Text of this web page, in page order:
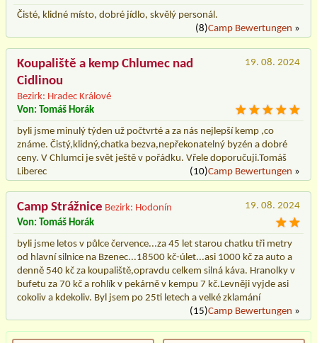
Čisté, klidné místo, dobré jídlo, skvělý personál.
(8)Camp Bewertungen »
Koupaliště a kemp Chlumec nad
Cidlinou
Bezirk: Hradec Králové
19. 08. 2024
Von: Tomáš Horák
byli jsme minulý týden už počtvrté a za nás nejlepší kemp ,co
známe. Čistý,klidný,chatka bezva,nepřekonatelný byzén a dobré
ceny. V Chlumci je svět ještě v pořádku. Vřele doporučuji.Tomáš
Liberec
(10)Camp Bewertungen »
Camp Strážnice Bezirk: Hodonín
19. 08. 2024
Von: Tomáš Horák
byli jsme letos v půlce července...za 45 let starou chatku tři metry
od hlavní silnice na Bzenec...18500 kč-úlet...asi 1000 kč za auto a
denně 540 kč za koupaliště,opravdu celkem silná káva. Hranolky v
bufetu za 70 kč a rohlík v pekárně v kempu 7 kč.Levněji vyjde asi
cokoliv a kdekoliv. Byl jsem po 25ti letech a velké zklamání
(15)Camp Bewertungen »